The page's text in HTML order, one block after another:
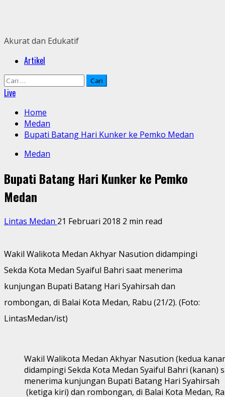
Akurat dan Edukatif
PrimaryArtikel
Cari
untuk:
Live
Home
Medan
Bupati Batang Hari Kunker ke Pemko Medan
Medan
Bupati Batang Hari Kunker ke Pemko
Medan
Lintas Medan 21 Februari 2018 2 min read
Wakil Walikota Medan Akhyar Nasution didampingi
Sekda Kota Medan Syaiful Bahri saat menerima
kunjungan Bupati Batang Hari Syahirsah dan
rombongan, di Balai Kota Medan, Rabu (21/2). (Foto:
LintasMedan/ist)
Wakil Walikota Medan Akhyar Nasution (kedua
didampingi Sekda Kota Medan Syaiful Bahri (kanan)
menerima kunjungan Bupati Batang Hari Syahirsah
(ketiga kiri) dan rombongan, di Balai Kota Medan,